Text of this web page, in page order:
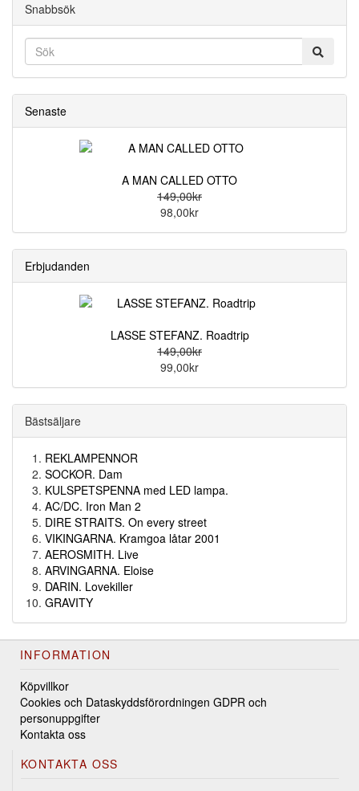
Snabbsök
Senaste
A MAN CALLED OTTO
149,00kr
98,00kr
Erbjudanden
LASSE STEFANZ. Roadtrip
149,00kr
99,00kr
Bästsäljare
REKLAMPENNOR
SOCKOR. Dam
KULSPETSPENNA med LED lampa.
AC/DC. Iron Man 2
DIRE STRAITS. On every street
VIKINGARNA. Kramgoa låtar 2001
AEROSMITH. Live
ARVINGARNA. Eloise
DARIN. Lovekiller
GRAVITY
INFORMATION
Köpvillkor
Cookies och Dataskyddsförordningen GDPR och
personuppgifter
Kontakta oss
KONTAKTA OSS